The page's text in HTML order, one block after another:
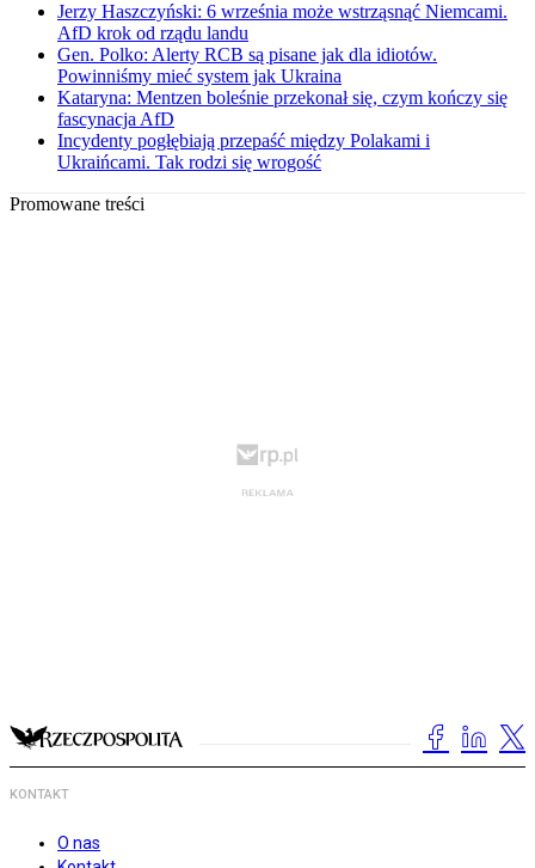
Jerzy Haszczyński: 6 września może wstrząsnąć Niemcami.
AfD krok od rządu landu
Gen. Polko: Alerty RCB są pisane jak dla idiotów.
Powinniśmy mieć system jak Ukraina
Kataryna: Mentzen boleśnie przekonał się, czym kończy się
fascynacja AfD
Incydenty pogłębiają przepaść między Polakami i
Ukraińcami. Tak rodzi się wrogość
Promowane treści
KONTAKT
O nas